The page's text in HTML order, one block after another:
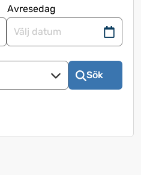
Navigera
välja
Sök